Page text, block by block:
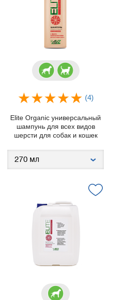
(4)
Elite Organic универсальный
шампунь для всех видов
шерсти для собак и кошек